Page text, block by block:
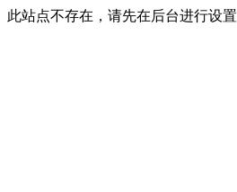
此站点不存在，请先在后台进行设置